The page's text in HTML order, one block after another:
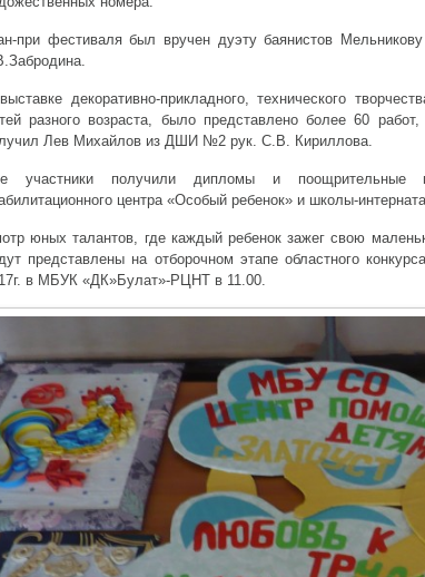
при фестиваля был вручен дуэту баянистов
декоративно-прикладного, технического
разного возраста, было представлено более 60
Лев Михайлов из ДШИ №2 рук. С.В. Кириллова.
участники получили дипломы и поощрительные
центра «Особый ребенок» и школы-
юных талантов, где каждый ребенок зажег свою
представлены на отборочном этапе областного
в МБУК «ДК»Булат»-РЦНТ в 11.00.